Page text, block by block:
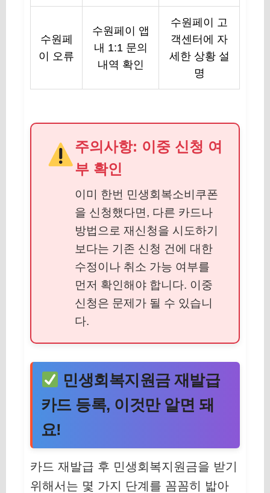
수원페
이 오류
수원페이 앱
내 1:1 문의
내역 확인
수원페이 고
객센터에 자
세한 상황 설
명
주의사항: 이중 신청 여
부 확인
이미 한번 민생회복소비쿠폰
을 신청했다면, 다른 카드나
방법으로 재신청을 시도하기
보다는 기존 신청 건에 대한
수정이나 취소 가능 여부를
먼저 확인해야 합니다. 이중
신청은 문제가 될 수 있습니
다.
민생회복지원금 재발급
카드 등록, 이것만 알면 돼
요!
카드 재발급 후 민생회복지원금을 받기
위해서는 몇 가지 단계를 꼼꼼히 밟아